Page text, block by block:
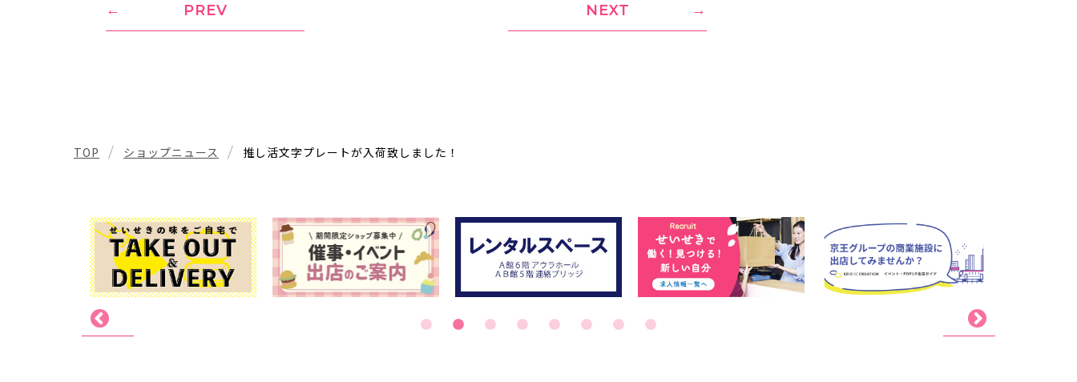
PREV NEXT
TOP ショップニュース 推し活文字プレートが入荷致しました！